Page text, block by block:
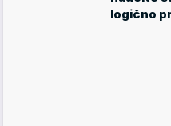
logično